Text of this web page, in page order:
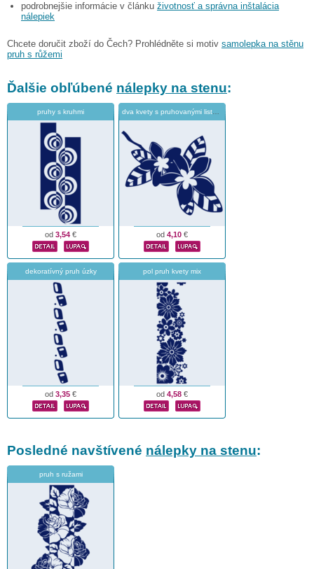
podrobnejšie informácie v článku životnosť a správna inštalácia
nálepiek
Chcete doručit zboží do Čech? Prohlédněte si motiv samolepka na stěnu
pruh s růžemi
Ďalšie obľúbené nálepky na stenu:
pruhy s kruhmi
od 3,54 €
dva kvety s pruhovanými listami
od 4,10 €
dekoratívný pruh úzky
od 3,35 €
pol pruh kvety mix
od 4,58 €
Posledné navštívené nálepky na stenu:
pruh s ružami